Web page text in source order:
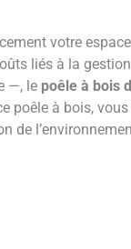
votre
liés à la
—, le poêle à bois
poêle à bois,
de